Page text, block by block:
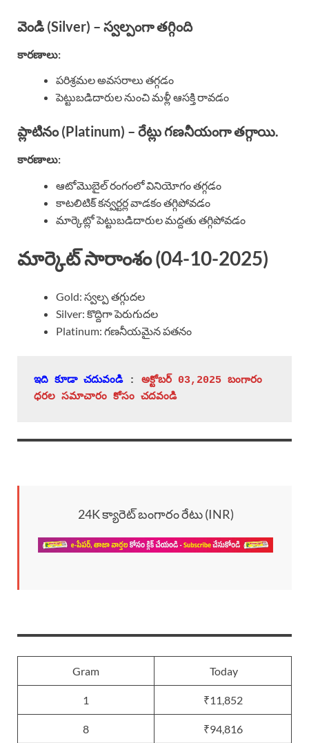
వెండి (Silver) – స్వల్పంగా తగ్గింది
కారణాలు:
పరిశ్రమల అవసరాలు తగ్గడం
పెట్టుబడిదారుల నుంచి మళ్లీ ఆసక్తి రావడం
ప్లాటినం (Platinum) – రేట్లు గణనీయంగా తగ్గాయి.
కారణాలు:
ఆటోమొబైల్ రంగంలో వినియోగం తగ్గడం
కాటలిటిక్ కన్వర్టర్ల వాడకం తగ్గిపోవడం
మార్కెట్లో పెట్టుబడిదారుల మద్దతు తగ్గిపోవడం
మార్కెట్ సారాంశం (04-10-2025)
Gold: స్వల్ప తగ్గుదల
Silver: కొద్దిగా పెరుగుదల
Platinum: గణనీయమైన పతనం
ఇది కూడా చదువండి : అక్టోబర్ 03,2025 బంగారం
ధరల సమాచారం కోసం చదవండి
24K క్యారెట్ బంగారం రేటు (INR)
Gram Today
1 ₹11,852
8 ₹94,816